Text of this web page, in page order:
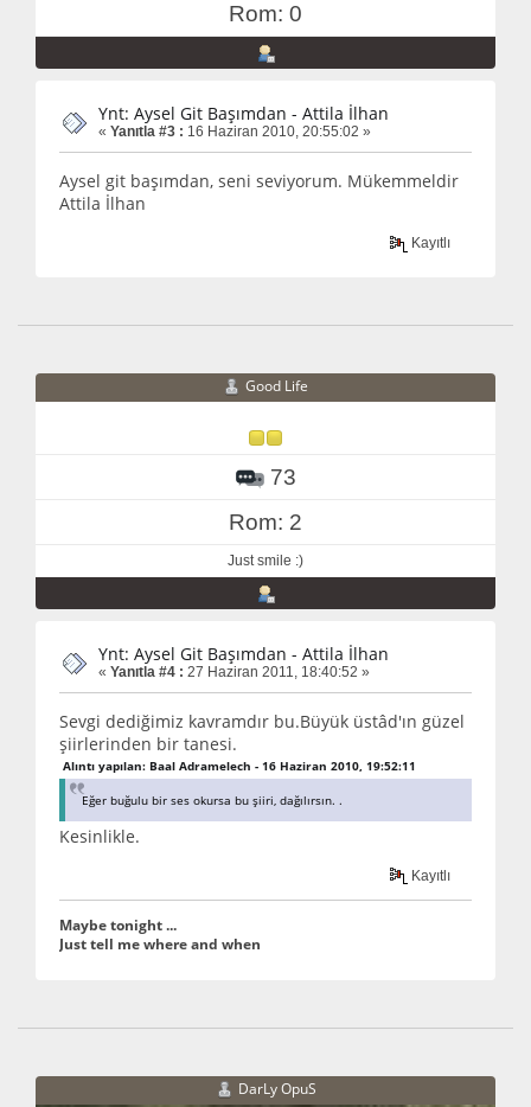
Rom: 0
Ynt: Aysel Git Başımdan - Attila İlhan
« Yanıtla #3 : 16 Haziran 2010, 20:55:02 »
Aysel git başımdan, seni seviyorum. Mükemmeldir
Attila İlhan
Kayıtlı
Good Life
73
Rom: 2
Just smile :)
Ynt: Aysel Git Başımdan - Attila İlhan
« Yanıtla #4 : 27 Haziran 2011, 18:40:52 »
Sevgi dediğimiz kavramdır bu.Büyük üstâd'ın güzel
şiirlerinden bir tanesi.
Alıntı yapılan: Baal Adramelech - 16 Haziran 2010, 19:52:11
Eğer buğulu bir ses okursa bu şiiri, dağılırsın. .
Kesinlikle.
Kayıtlı
Maybe tonight ...
Just tell me where and when
DarLy OpuS